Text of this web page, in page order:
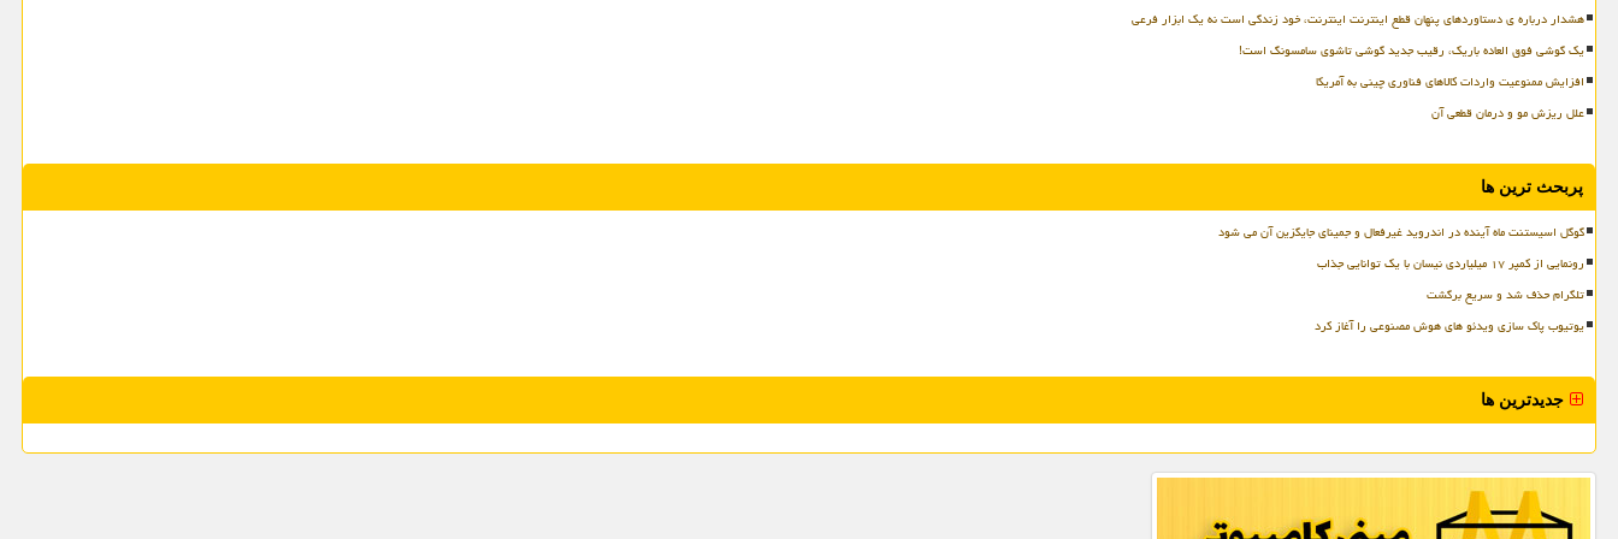
هشدار درباره ی دستاوردهای پنهان قطع اینترنت اینترنت، خود زندگی است نه یک ابزار فرعی
یک گوشی فوق العاده باریک، رقیب جدید گوشی تاشوی سامسونگ است!
افزایش ممنوعیت واردات کالاهای فناوری چینی به آمریکا
علل ریزش مو و درمان قطعی آن
پربحث ترین ها
گوگل اسیستنت ماه آینده در اندروید غیرفعال و جمینای جایگزین آن می شود
رونمایی از کمپر ۱۷ میلیاردی نیسان با یک توانایی جذاب
تلگرام حذف شد و سریع برگشت
یوتیوب پاک سازی ویدئو های هوش مصنوعی را آغاز کرد
جدیدترین ها